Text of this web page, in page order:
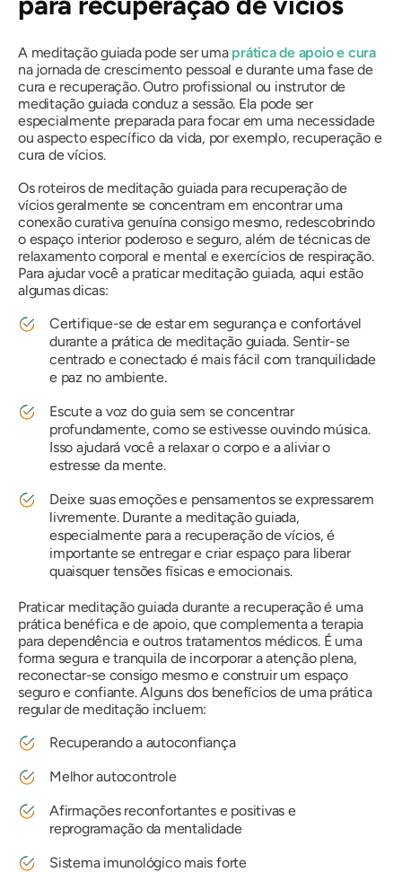
A meditação guiada pode ser uma prática de apoio e cura
na jornada de crescimento pessoal e durante uma fase de
cura e recuperação. Outro profissional ou instrutor de
meditação guiada conduz a sessão. Ela pode ser
especialmente preparada para focar em uma necessidade
ou aspecto específico da vida, por exemplo, recuperação e
cura de vícios.
Os roteiros de meditação guiada para recuperação de
vícios geralmente se concentram em encontrar uma
conexão curativa genuína consigo mesmo, redescobrindo
o espaço interior poderoso e seguro, além de técnicas de
relaxamento corporal e mental e exercícios de respiração.
Para ajudar você a praticar meditação guiada, aqui estão
algumas dicas:
Certifique-se de estar em segurança e confortável
durante a prática de meditação guiada. Sentir-se
centrado e conectado é mais fácil com tranquilidade
e paz no ambiente.
Escute a voz do guia sem se concentrar
profundamente, como se estivesse ouvindo música.
Isso ajudará você a relaxar o corpo e a aliviar o
estresse da mente.
Deixe suas emoções e pensamentos se expressarem
livremente. Durante a meditação guiada,
especialmente para a recuperação de vícios, é
importante se entregar e criar espaço para liberar
quaisquer tensões físicas e emocionais.
Praticar meditação guiada durante a recuperação é uma
prática benéfica e de apoio, que complementa a terapia
para dependência e outros tratamentos médicos. É uma
forma segura e tranquila de incorporar a atenção plena,
reconectar-se consigo mesmo e construir um espaço
seguro e confiante. Alguns dos benefícios de uma prática
regular de meditação incluem:
Recuperando a autoconfiança
Melhor autocontrole
Afirmações reconfortantes e positivas e
reprogramação da mentalidade
Sistema imunológico mais forte